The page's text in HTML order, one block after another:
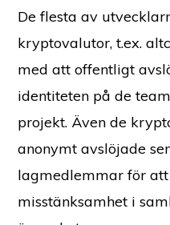
De flesta av
kryptovalutor, t.ex.
med att offentligt
identiteten på de
projekt. Även de
anonymt avslöjade
lagmedlemmar för
misstänksamhet i